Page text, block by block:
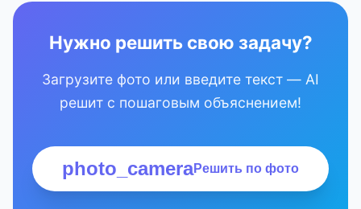
Нужно решить свою задачу?
Загрузите фото или введите текст — AI
решит с пошаговым объяснением!
photo_cameraРешить по фото